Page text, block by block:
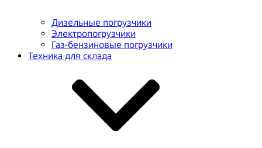
Дизельные погрузчики
Электропогрузчики
Газ-бензиновые погрузчики
Техника для склада